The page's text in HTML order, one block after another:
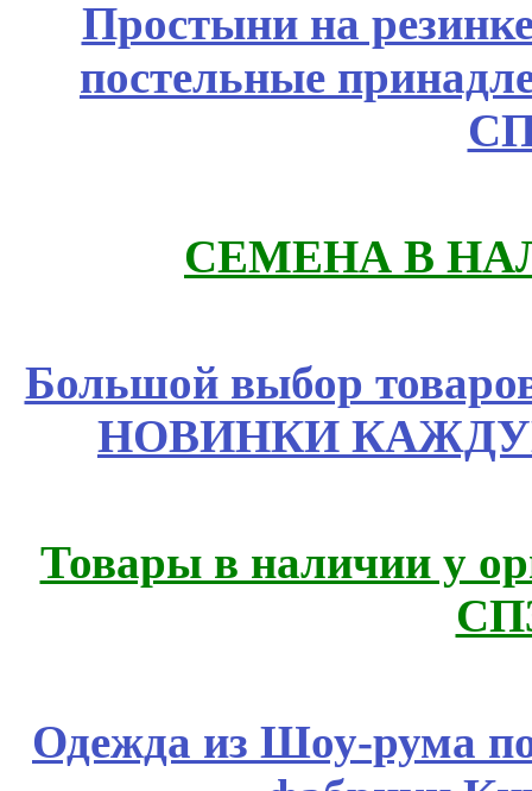
Простыни на
постельные
СЕМЕНА В
Большой выбор
НОВИНКИ
Товары в наличии у
Одежда из Шоу-рума